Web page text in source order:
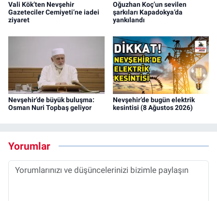
Vali Kök’ten Nevşehir
Gazeteciler Cemiyeti’ne iadei
ziyaret
Oğuzhan Koç’un sevilen
şarkıları Kapadokya’da
yankılandı
Nevşehir’de büyük buluşma:
Osman Nuri Topbaş geliyor
Nevşehir’de bugün elektrik
kesintisi (8 Ağustos 2026)
Yorumlar